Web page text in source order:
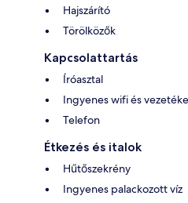
Hajszárító
Törölközők
Kapcsolattartás
Íróasztal
Ingyenes wifi és
Telefon
Étkezés és italok
Hűtőszekrény
Ingyenes palackozott víz